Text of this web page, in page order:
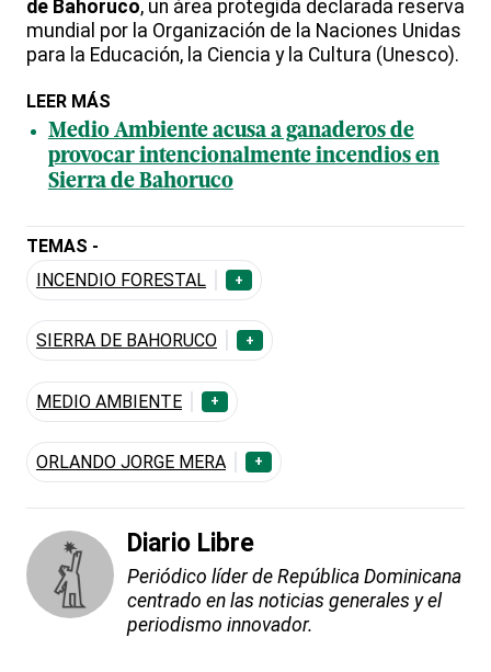
de Bahoruco, un área protegida declarada reserva
mundial por la Organización de la Naciones Unidas
para la Educación, la Ciencia y la Cultura (Unesco).
LEER MÁS
Medio Ambiente acusa a ganaderos de
provocar intencionalmente incendios en
Sierra de Bahoruco
TEMAS -
INCENDIO FORESTAL
+
SIERRA DE BAHORUCO +
MEDIO AMBIENTE +
ORLANDO JORGE MERA +
Diario Libre
Periódico líder de República Dominicana
centrado en las noticias generales y el
periodismo innovador.